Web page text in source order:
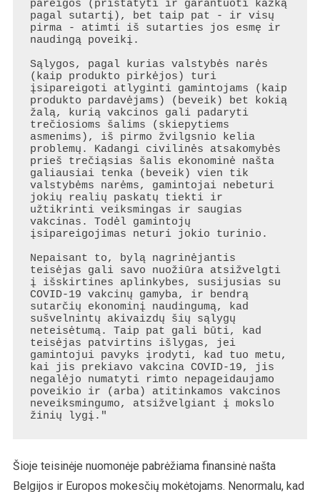
pareigos (pristatyti ir garantuoti kažką
pagal sutartį), bet taip pat - ir visų
pirma - atimti iš sutarties jos esmę ir
naudingą poveikį.
Sąlygos, pagal kurias valstybės narės
(kaip produkto pirkėjos) turi
įsipareigoti atlyginti gamintojams (kaip
produkto pardavėjams) (beveik) bet kokią
žalą, kurią vakcinos gali padaryti
trečiosioms šalims (skiepytiems
asmenims), iš pirmo žvilgsnio kelia
problemų. Kadangi civilinės atsakomybės
prieš trečiąsias šalis ekonominė našta
galiausiai tenka (beveik) vien tik
valstybėms narėms, gamintojai nebeturi
jokių realių paskatų tiekti ir
užtikrinti veiksmingas ir saugias
vakcinas. Todėl gamintojų
įsipareigojimas neturi jokio turinio.
Nepaisant to, bylą nagrinėjantis
teisėjas gali savo nuožiūra atsižvelgti
į išskirtines aplinkybes, susijusias su
COVID-19 vakcinų gamyba, ir bendrą
sutarčių ekonominį naudingumą, kad
sušvelnintų akivaizdų šių sąlygų
neteisėtumą. Taip pat gali būti, kad
teisėjas patvirtins išlygas, jei
gamintojui pavyks įrodyti, kad tuo metu,
kai jis prekiavo vakcina COVID-19, jis
negalėjo numatyti rimto nepageidaujamo
poveikio ir (arba) atitinkamos vakcinos
neveiksmingumo, atsižvelgiant į mokslo
žinių lygį."
Šioje teisinėje nuomonėje pabrėžiama finansinė našta
Belgijos ir Europos mokesčių mokėtojams. Nenormalu, kad